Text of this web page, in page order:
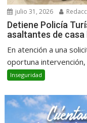
julio 31, 2026
Detiene Policía
asaltantes de
En atención a una
oportuna intervención,
Inseguridad